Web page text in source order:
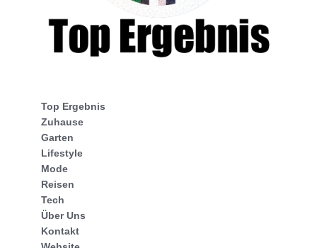
Top Ergebnis
Zuhause
Garten
Lifestyle
Mode
Reisen
Tech
Über Uns
Kontakt